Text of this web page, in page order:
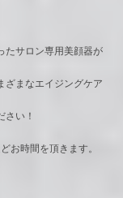
たサロン専用美顔器が
ざまなエイジングケア
い！
お時間を頂きます。